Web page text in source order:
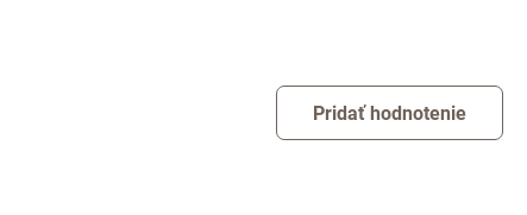
Pridať hodnotenie